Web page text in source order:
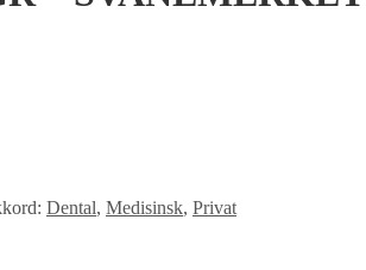
Dental, Medisinsk, Privat